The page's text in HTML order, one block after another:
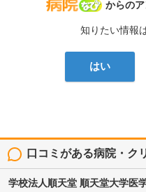
病院なび
からのア
知りたい情報
はい
口コミがある病院・ク
学校法人順天堂 順天堂大学医